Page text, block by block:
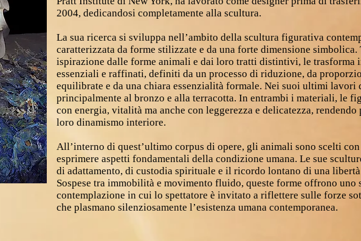
2004, dedicandosi completamente alla scultura.
La sua ricerca si sviluppa nell’ambito della scultura figurativa
caratterizzata da forme stilizzate e da una forte dimensione simbolica.
ispirazione dalle forme animali e dai loro tratti distintivi, le trasforma
essenziali e raffinati, definiti da un processo di riduzione, da
equilibrate e da una chiara essenzialità formale. Nei suoi ultimi lavori
principalmente al bronzo e alla terracotta. In entrambi i materiali, le
con energia, vitalità ma anche con leggerezza e delicatezza,
loro dinamismo interiore.
All’interno di quest’ultimo corpus di opere, gli animali sono scelti
esprimere aspetti fondamentali della condizione umana. Le sue
di adattamento, di custodia spirituale e il ricordo lontano di una
Sospese tra immobilità e movimento fluido, queste forme offrono uno
contemplazione in cui lo spettatore è invitato a riflettere sulle forze
che plasmano silenziosamente l’esistenza umana contemporanea.